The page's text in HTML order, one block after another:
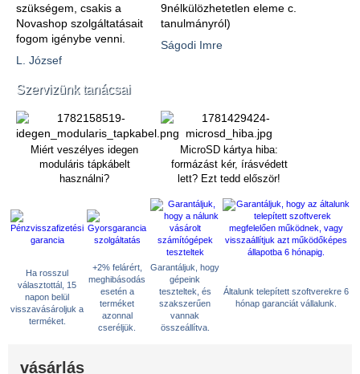
szükségem, csakis a
Novashop szolgáltatásait
fogom igénybe venni.
L. József
9nélkülözhetetlen eleme c.
tanulmányról)
Ságodi Imre
Szervizünk tanácsai
Miért veszélyes idegen
moduláris tápkábelt
használni?
MicroSD kártya hiba:
formázást kér, írásvédett
lett? Ezt tedd először!
Ha rosszul
választottál, 15
napon belül
visszavásároljuk a
terméket.
+2% felárért,
meghibásodás
esetén a
terméket
azonnal
cseréljük.
Garantáljuk, hogy
gépeink
teszteltek, és
szakszerűen
vannak
összeállítva.
Általunk telepített szoftverekre 6
hónap garanciát vállalunk.
vásárlás